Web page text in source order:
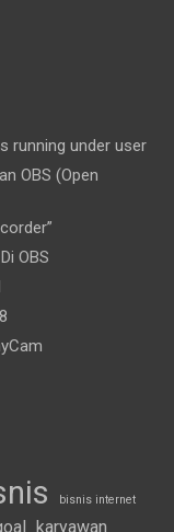
running under user
OBS (Open
OBS
bisnis internet
karyawan